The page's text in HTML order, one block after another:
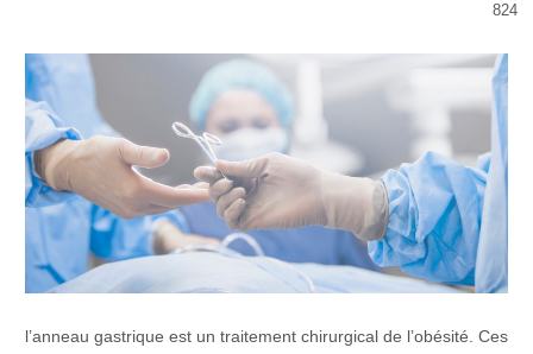
824
l’anneau gastrique est un traitement chirurgical de l’obésité. Ces